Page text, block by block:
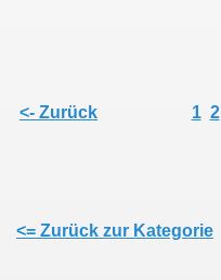
<- Zurück 1 2
<= Zurück zur Kategorie